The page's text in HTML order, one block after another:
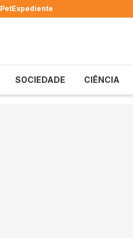
PetExpediente
SOCIEDADE CIÊNCIA